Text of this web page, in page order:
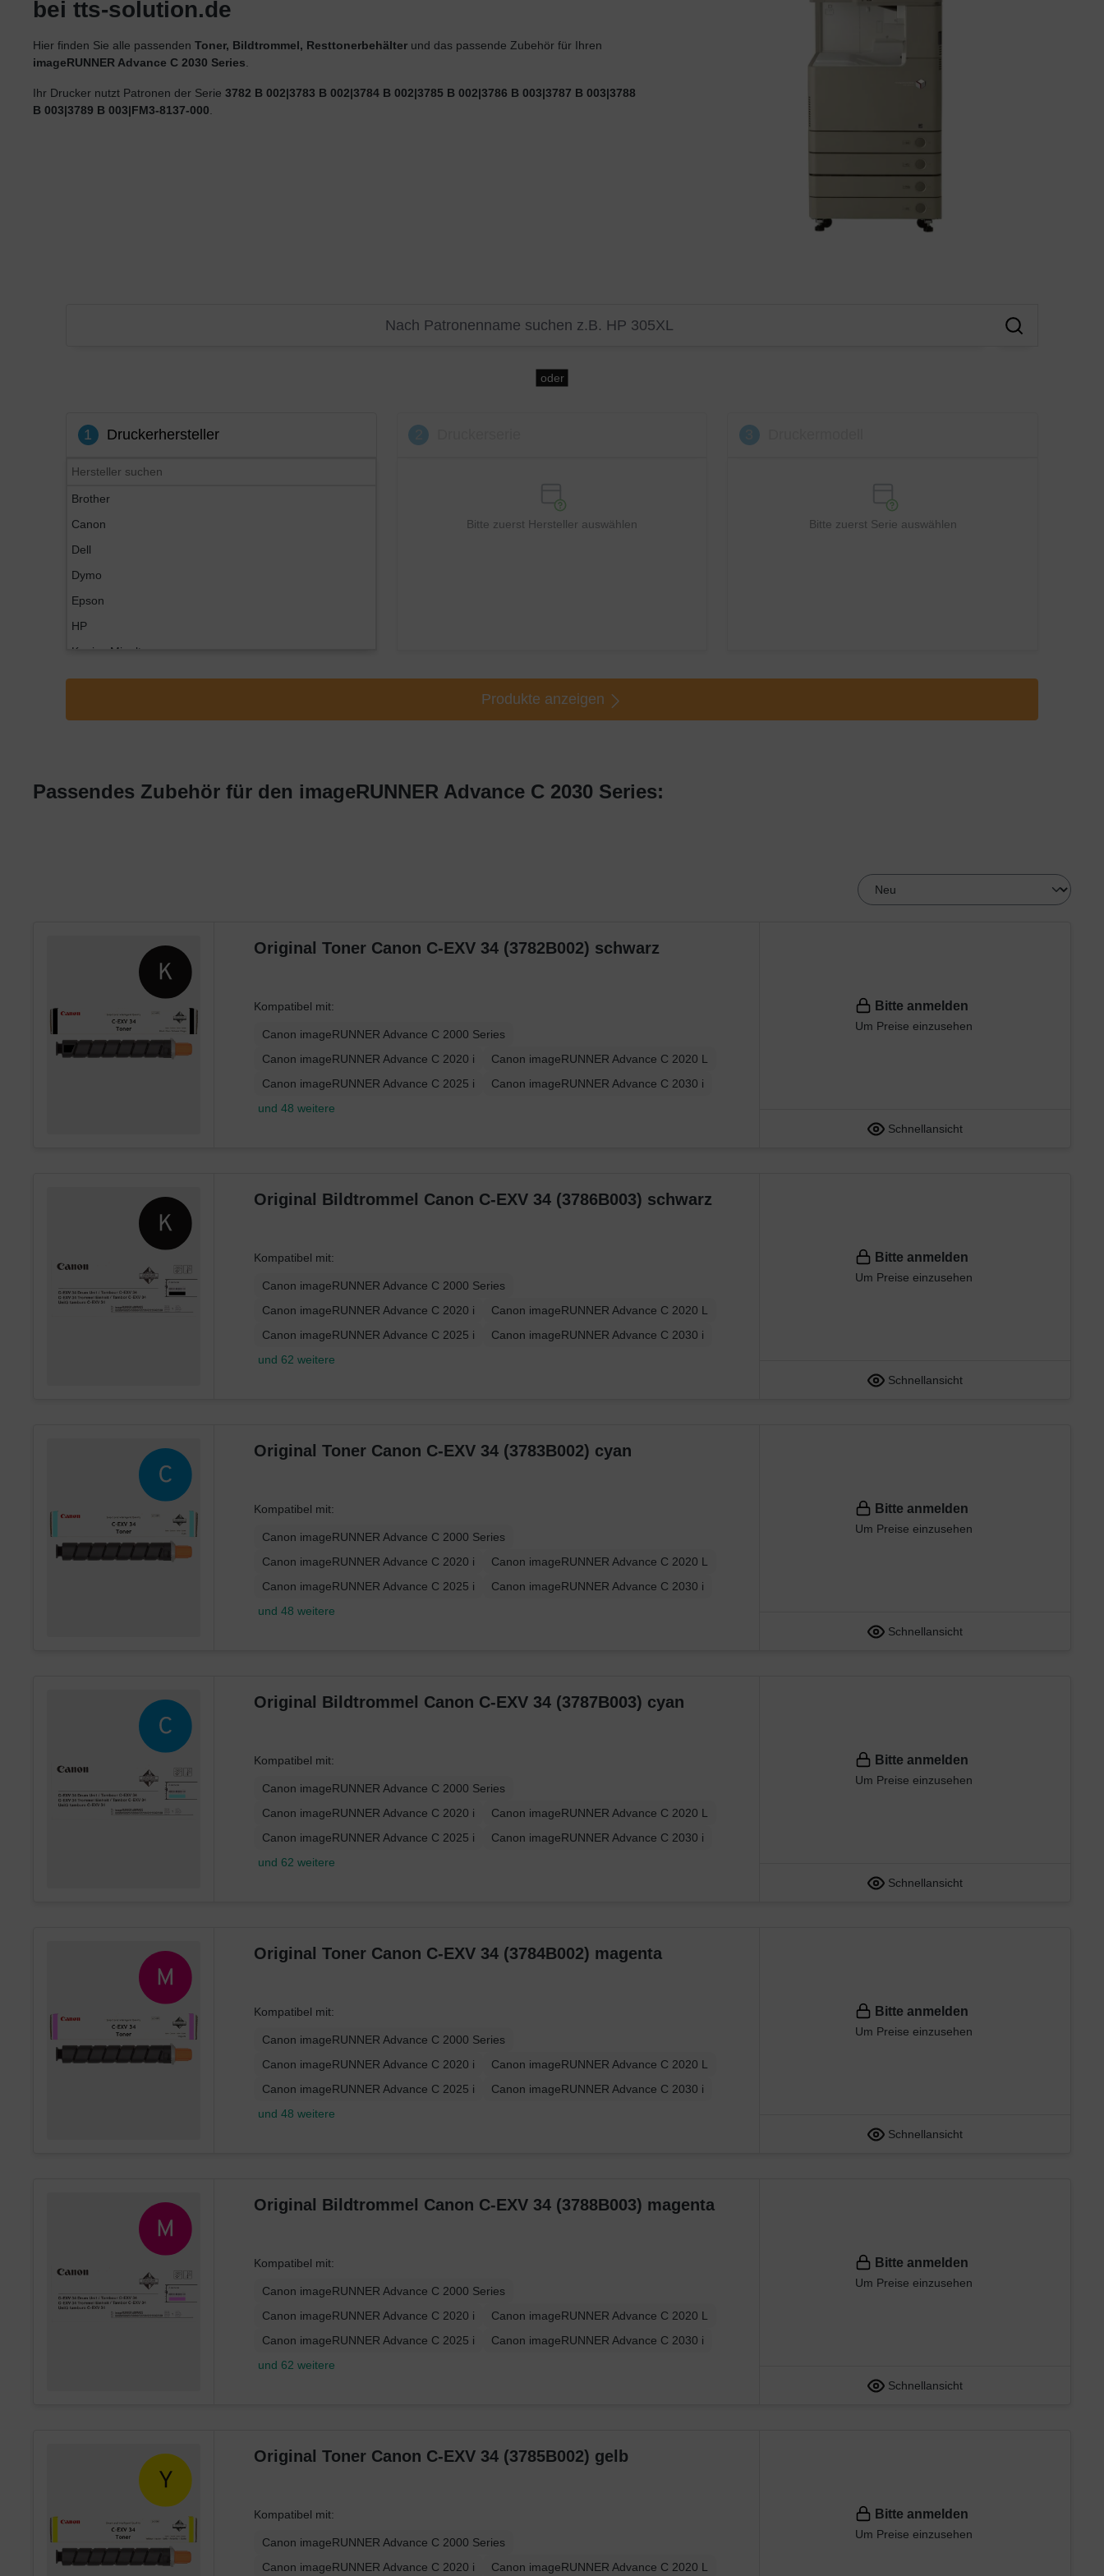
bei tts-solution.de
Hier finden Sie alle passenden Toner, Bildtrommel, Resttonerbehälter und das passende Zubehör für Ihren
imageRUNNER Advance C 2030 Series
Ihr Drucker nutzt Patronen der Serie 3782 B 002|3783 B 002|3784 B 002|3785 B 002|3786 B 003|3787 B 003|3788
B 003|3789 B 003|FM3-8137-000
oder
1 Druckerhersteller
Brother
Canon
Dell
Dymo
Epson
HP
Konica Minolta
Kyocera
Bitte zuerst Hersteller auswählen Bitte zuerst Serie auswählen
Produkte anzeigen
Passendes Zubehör für den imageRUNNER Advance C 2030 Series:
Original Toner Canon C-EXV 34 (3782B002) schwarz
Kompatibel mit:
Canon imageRUNNER Advance C 2000 Series
Canon imageRUNNER Advance C 2020 i
Canon imageRUNNER Advance C 2020 L
Canon imageRUNNER Advance C 2025 i
Canon imageRUNNER Advance C 2030 i
und 48 weitere
Bitte anmelden
Um Preise einzusehen
Schnellansicht
Original Bildtrommel Canon C-EXV 34 (3786B003) schwarz
Kompatibel mit:
Canon imageRUNNER Advance C 2000 Series
Canon imageRUNNER Advance C 2020 i
Canon imageRUNNER Advance C 2020 L
Canon imageRUNNER Advance C 2025 i
Canon imageRUNNER Advance C 2030 i
und 62 weitere
Bitte anmelden
Um Preise einzusehen
Schnellansicht
Original Toner Canon C-EXV 34 (3783B002) cyan
Kompatibel mit:
Canon imageRUNNER Advance C 2000 Series
Canon imageRUNNER Advance C 2020 i
Canon imageRUNNER Advance C 2020 L
Canon imageRUNNER Advance C 2025 i
Canon imageRUNNER Advance C 2030 i
und 48 weitere
Bitte anmelden
Um Preise einzusehen
Schnellansicht
Original Bildtrommel Canon C-EXV 34 (3787B003) cyan
Kompatibel mit:
Canon imageRUNNER Advance C 2000 Series
Canon imageRUNNER Advance C 2020 i
Canon imageRUNNER Advance C 2020 L
Canon imageRUNNER Advance C 2025 i
Canon imageRUNNER Advance C 2030 i
und 62 weitere
Bitte anmelden
Um Preise einzusehen
Schnellansicht
Original Toner Canon C-EXV 34 (3784B002) magenta
Kompatibel mit:
Canon imageRUNNER Advance C 2000 Series
Canon imageRUNNER Advance C 2020 i
Canon imageRUNNER Advance C 2020 L
Canon imageRUNNER Advance C 2025 i
Canon imageRUNNER Advance C 2030 i
und 48 weitere
Bitte anmelden
Um Preise einzusehen
Schnellansicht
Original Bildtrommel Canon C-EXV 34 (3788B003) magenta
Kompatibel mit:
Canon imageRUNNER Advance C 2000 Series
Canon imageRUNNER Advance C 2020 i
Canon imageRUNNER Advance C 2020 L
Canon imageRUNNER Advance C 2025 i
Canon imageRUNNER Advance C 2030 i
und 62 weitere
Bitte anmelden
Um Preise einzusehen
Schnellansicht
Original Toner Canon C-EXV 34 (3785B002) gelb
Kompatibel mit:
Canon imageRUNNER Advance C 2000 Series
Canon imageRUNNER Advance C 2020 i
Canon imageRUNNER Advance C 2020 L
Bitte anmelden
Um Preise einzusehen